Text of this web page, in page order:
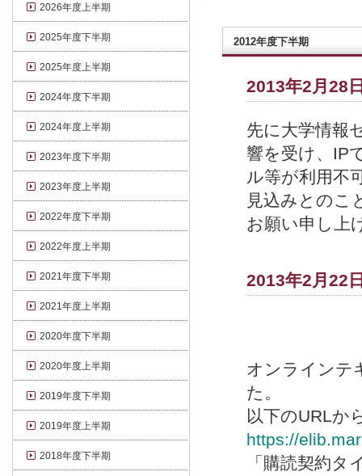
2012年度下半期
2013年2月28
先に大学情報
響を受け、IP
ル等が利用不
見込みとのこ
お願い申し
2013年2月22
オンラインテ
た。
以下のURLか
https://
「購読契約
2026年度上半期
2025年度下半期
2025年度上半期
2024年度下半期
2024年度上半期
2023年度下半期
2023年度上半期
2022年度下半期
2022年度上半期
2021年度下半期
2021年度上半期
2020年度下半期
2020年度上半期
2019年度下半期
2019年度上半期
2018年度下半期